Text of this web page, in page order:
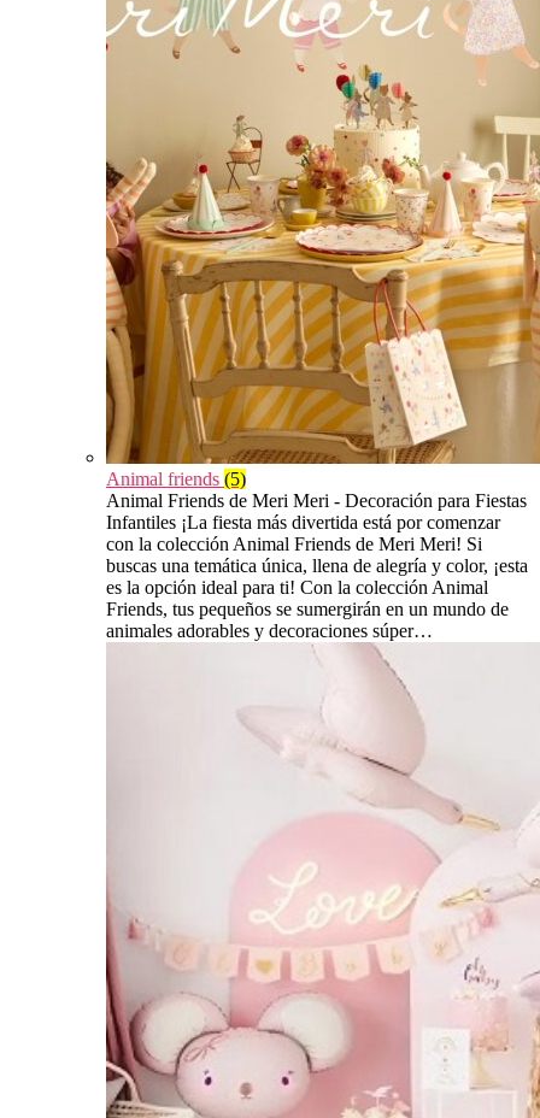
Animal friends (5)
Animal Friends de Meri Meri - Decoración para Fiestas
Infantiles ¡La fiesta más divertida está por comenzar
con la colección Animal Friends de Meri Meri! Si
buscas una temática única, llena de alegría y color, ¡esta
es la opción ideal para ti! Con la colección Animal
Friends, tus pequeños se sumergirán en un mundo de
animales adorables y decoraciones súper…